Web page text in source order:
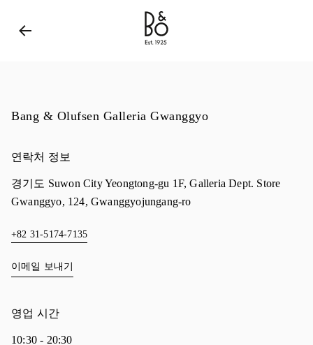
Bang & Olufsen - Exist to Create
Bang & Olufsen Galleria Gwanggyo
연락처 정보
경기도 Suwon CityYeongtong-gu 1F, Galleria Dept. Store
Gwanggyo, 124, Gwanggyojungang-ro
+82 31-5174-7135
이메일 보내기
영업 시간
10:30 - 20:30